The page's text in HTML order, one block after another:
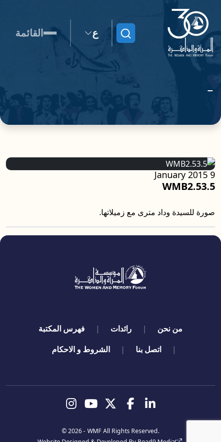
ابحث ع القائمة
WMB2.53.5
9 January 2015
صورة للسيدة وداد مترى مع زميلاتها.
quick links
من نحن رائدات
فهرس المكتبة
اتصل بنا
الشروط و الاحكام
تابعنا
© 2026 - WMF All Rights Reserved.